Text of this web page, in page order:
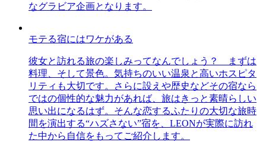
なグラビア企画となります。
モテる宿にはワケがある
彼女と訪れる旅の楽しみってなんでしょう？ まずは
料理、そして景色。気持ちのいい温泉と高いホスピタ
リティも大切です。さらに設えや歴史などその宿なら
ではの個性的な魅力があれば、旅はきっと素晴らしい
思い出になるはず。そんな恋するふたりの大切な旅時
間を演出する“ハズさない”宿を、LEONが実際に訪れ
た中から自信をもってご紹介します。